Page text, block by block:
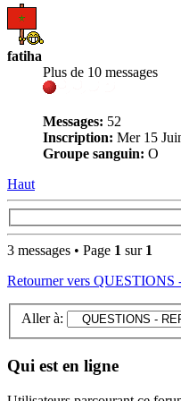
fatiha
Plus de 10 messages
Messages: 52
Inscription: Mer 15
Groupe sanguin: O
Haut
3 messages • Page 1 sur 1
Retourner vers
Aller à:
Qui est en ligne